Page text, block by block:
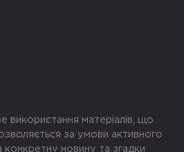
використання матеріалів, що
за умови активного
конкретну новину та згадки